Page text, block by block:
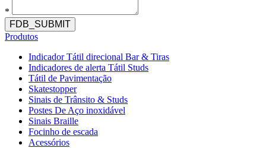
*
FDB_SUBMIT
Produtos
Indicador Tátil direcional Bar & Tiras
Indicadores de alerta Tátil Studs
Tátil de Pavimentação
Skatestopper
Sinais de Trânsito & Studs
Postes De Aço inoxidável
Sinais Braille
Focinho de escada
Acessórios